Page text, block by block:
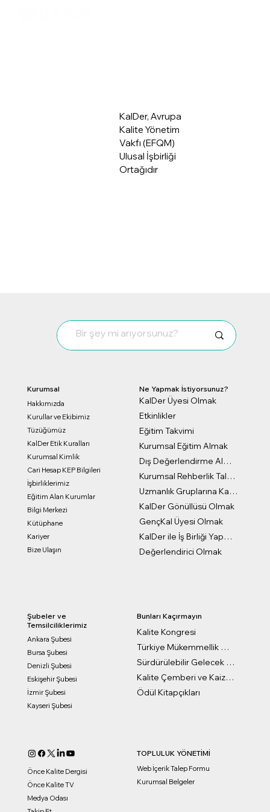
KalDer, Avrupa
Kalite Yönetim
Vakfı (EFQM)
Ulusal İşbirliği
Ortağıdır
Kurumsal
Hakkımızda
Kurullar ve Ekibimiz
Tüzüğümüz
KalDer Etik Kuralları
Kurumsal Kimlik
Cari Hesap KEP Bilgileri
İşbirliklerimiz
Eğitim Alan Kurumlar
Bilgi Merkezi
Kütüphane
Kariyer
Bize Ulaşın
Bunları Kaçırmayın
Kalite Kongresi
Türkiye Mükemmellik Ödülleri
Sürdürülebilir Gelecek Ödülleri
Kalite Çemberi ve Kaizen Ödülleri
Ödül Kitapçıkları
Şubeler ve
Temsilciliklerimiz
Ankara Şubesi
Bursa Şubesi
Denizli Şubesi
Eskişehir Şubesi
İzmir Şubesi
Kayseri Şubesi
TOPLULUK YÖNETİMİ
Web İçerik Talep Formu
Kurumsal Belgeler
Önce Kalite Dergisi
Önce Kalite TV
Medya Odası
Ne Yapmak İstiyorsunuz?
KalDer Üyesi Olmak
Etkinlikler
Eğitim Takvimi
Kurumsal Eğitim Almak
Dış Değerlendirme Almak
Kurumsal Rehberlik Talep Formu
Uzmanlık Gruplarına Katılmak
KalDer Gönüllüsü Olmak
GençKal Üyesi Olmak
KalDer ile İş Birliği Yapmak
Değerlendirici Olmak